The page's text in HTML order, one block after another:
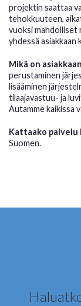
projektin saattaa
tehokkuuteen,
vuoksi mahdolliset
yhdessä asiakkaan
Mikä on
perustaminen
lisääminen
tilaajavastuu- ja
Autamme kaikissa
Kattaako palvelu
Suomen.